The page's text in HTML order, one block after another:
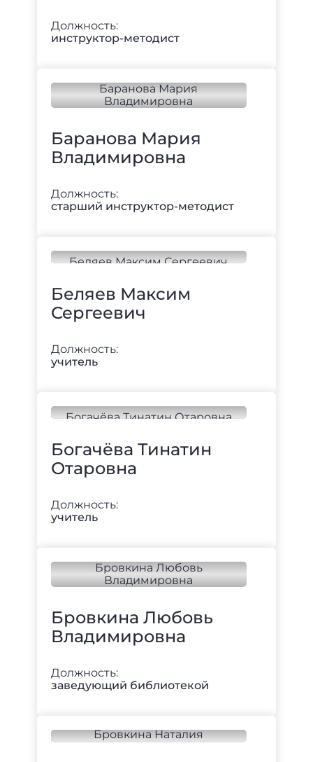
Должность:
инструктор-методист
Баранова Мария
Владимировна
Должность:
старший инструктор-методист
Беляев Максим
Сергеевич
Должность:
учитель
Богачёва Тинатин
Отаровна
Должность:
учитель
Бровкина Любовь
Владимировна
Должность:
заведующий библиотекой